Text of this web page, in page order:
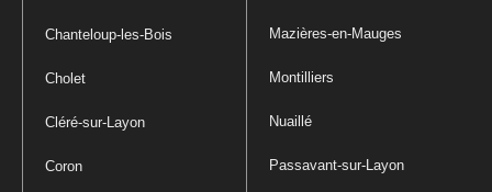
Chanteloup-les-Bois
Cholet
Cléré-sur-Layon
Coron
Mazières-en-Mauges
Montilliers
Nuaillé
Passavant-sur-Layon